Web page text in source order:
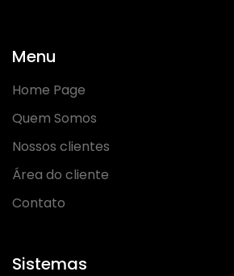
Menu
Home Page
Quem Somos
Nossos clientes
Área do cliente
Contato
Sistemas